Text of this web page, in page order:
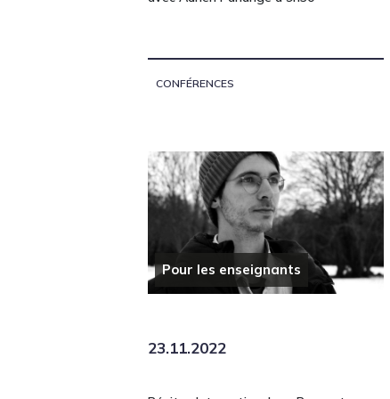
CONFÉRENCES
Pour les enseignants
23.11.2022